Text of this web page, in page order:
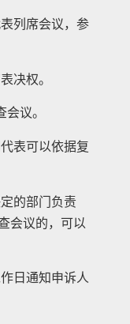
列席会议，参
决权。
议。
表可以依据复
的部门负责
会议的，可以
日通知申诉人